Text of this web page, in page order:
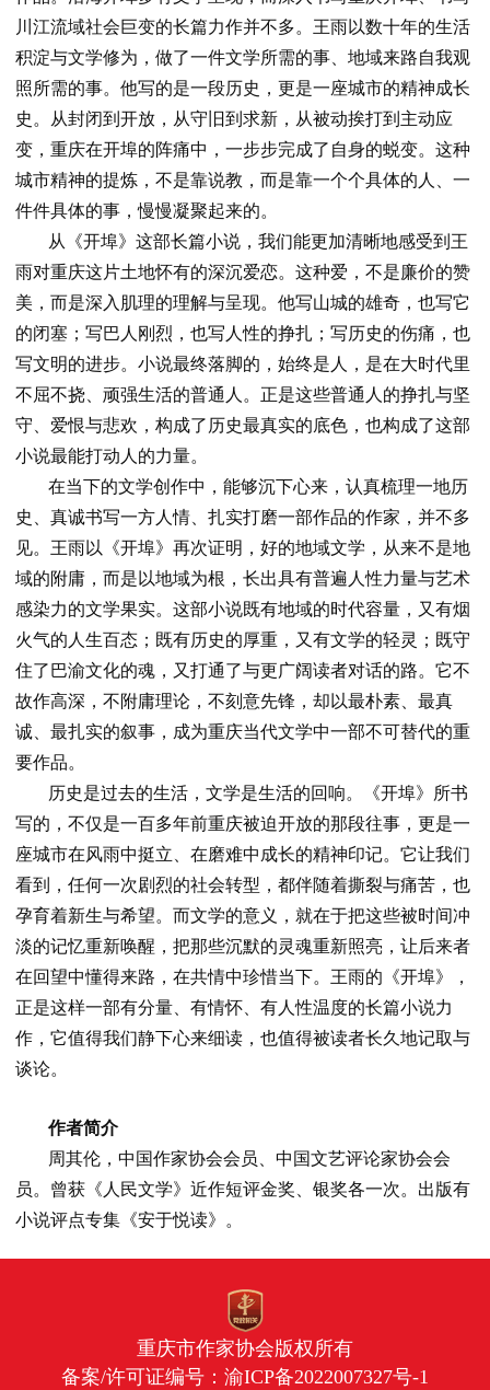
川江流域社会巨变的长篇力作并不多。王雨以数十年的生活
积淀与文学修为，做了一件文学所需的事、地域来路自我观
照所需的事。他写的是一段历史，更是一座城市的精神成长
史。从封闭到开放，从守旧到求新，从被动挨打到主动应
变，重庆在开埠的阵痛中，一步步完成了自身的蜕变。这种
城市精神的提炼，不是靠说教，而是靠一个个具体的人、一
件件具体的事，慢慢凝聚起来的。
从《开埠》这部长篇小说，我们能更加清晰地感受到王
雨对重庆这片土地怀有的深沉爱恋。这种爱，不是廉价的赞
美，而是深入肌理的理解与呈现。他写山城的雄奇，也写它
的闭塞；写巴人刚烈，也写人性的挣扎；写历史的伤痛，也
写文明的进步。小说最终落脚的，始终是人，是在大时代里
不屈不挠、顽强生活的普通人。正是这些普通人的挣扎与坚
守、爱恨与悲欢，构成了历史最真实的底色，也构成了这部
小说最能打动人的力量。
在当下的文学创作中，能够沉下心来，认真梳理一地历
史、真诚书写一方人情、扎实打磨一部作品的作家，并不多
见。王雨以《开埠》再次证明，好的地域文学，从来不是地
域的附庸，而是以地域为根，长出具有普遍人性力量与艺术
感染力的文学果实。这部小说既有地域的时代容量，又有烟
火气的人生百态；既有历史的厚重，又有文学的轻灵；既守
住了巴渝文化的魂，又打通了与更广阔读者对话的路。它不
故作高深，不附庸理论，不刻意先锋，却以最朴素、最真
诚、最扎实的叙事，成为重庆当代文学中一部不可替代的重
要作品。
历史是过去的生活，文学是生活的回响。《开埠》所书
写的，不仅是一百多年前重庆被迫开放的那段往事，更是一
座城市在风雨中挺立、在磨难中成长的精神印记。它让我们
看到，任何一次剧烈的社会转型，都伴随着撕裂与痛苦，也
孕育着新生与希望。而文学的意义，就在于把这些被时间冲
淡的记忆重新唤醒，把那些沉默的灵魂重新照亮，让后来者
在回望中懂得来路，在共情中珍惜当下。王雨的《开埠》，
正是这样一部有分量、有情怀、有人性温度的长篇小说力
作，它值得我们静下心来细读，也值得被读者长久地记取与
谈论。
作者简介
周其伦，中国作家协会会员、中国文艺评论家协会会
员。曾获《人民文学》近作短评金奖、银奖各一次。出版有
小说评点专集《安于悦读》。
重庆市作家协会版权所有
备案/许可证编号： 渝ICP备2022007327号-1